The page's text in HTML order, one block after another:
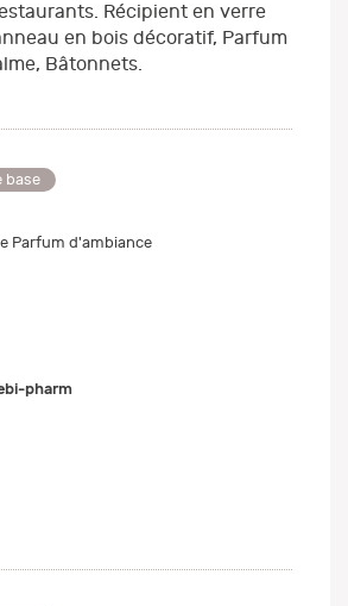
Récipient en verre
en bois décoratif, Parfum
Bâtonnets.
base
Parfum d'ambiance
pharm